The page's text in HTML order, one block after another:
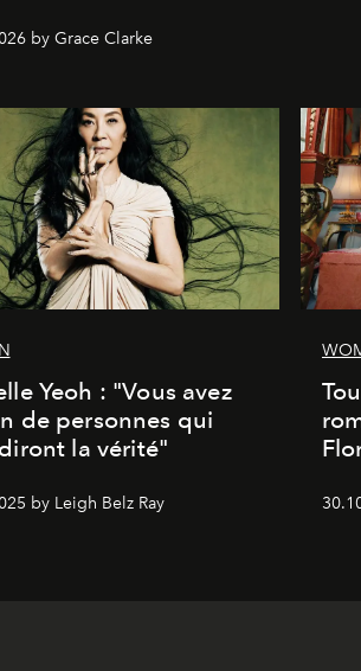
by Grace Clarke
Yeoh : "Vous avez
de personnes qui
la vérité"
by Leigh Belz Ray